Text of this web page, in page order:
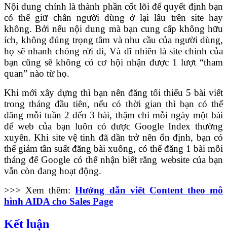
Nội dung chính là thành phần cốt lõi để quyết định bạn
có thể giữ chân người dùng ở lại lâu trên site hay
không. Bởi nếu nội dung mà bạn cung cấp không hữu
ích, không đúng trọng tâm và nhu cầu của người dùng,
họ sẽ nhanh chóng rời đi, Và dĩ nhiên là site chính của
bạn cũng sẽ không có cơ hội nhận được 1 lượt “tham
quan” nào từ họ.
Khi mới xây dựng thì bạn nên đăng tối thiểu 5 bài viết
trong tháng đầu tiên, nếu có thời gian thì bạn có thể
đăng mỗi tuần 2 đến 3 bài, thậm chí mỗi ngày một bài
để web của bạn luôn có được Google Index thường
xuyên. Khi site vệ tinh đã dần trở nên ổn định, bạn có
thể giảm tần suất đăng bài xuống, có thể đăng 1 bài mỗi
tháng để Google có thể nhận biết rằng website của bạn
vẫn còn đang hoạt động.
>>> Xem thêm:Hướng dẫn viết Content theo mô
hình AIDA cho Sales Page
Kết luận